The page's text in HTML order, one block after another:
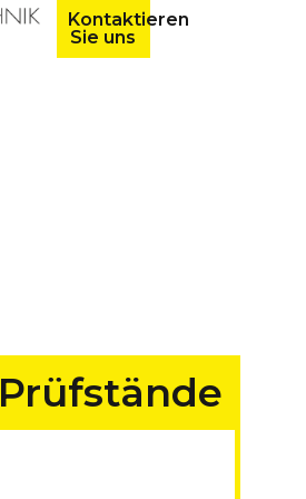
Kontaktieren
Sie uns
Prüfstände